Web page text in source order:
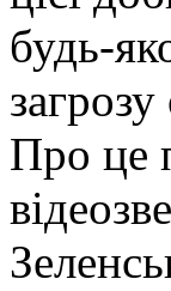
будь-
Про це